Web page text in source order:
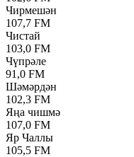
Чирмешән
107,7 FM
Чистай
103,0 FM
Чүпрәле
91,0 FM
Шәмәрдән
102,3 FM
Яңа чишмә
107,0 FM
Яр Чаллы
105,5 FM